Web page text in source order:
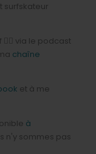
surfskateur
via le podcast
chaîne
et à me
à
n'y sommes pas